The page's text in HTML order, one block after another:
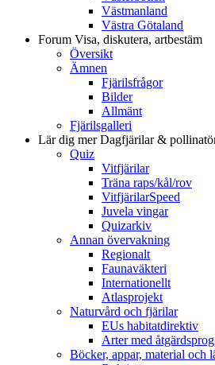
Västmanland
Västra Götaland
Forum Visa, diskutera, artbestäm
Översikt
Ämnen
Fjärilsfrågor
Bilder
Allmänt
Fjärilsgalleri
Lär dig merDagfjärilar &
Quiz
Vitfjärilar
Träna raps/kål/rov
VitfjärilarSpeed
Juvela vingar
Quizarkiv
Annan övervakning
Regionalt
Faunaväkteri
Internationellt
Atlasprojekt
Naturvård och fjärilar
EUs habitatdirektiv
Arter med
Böcker, appar, material och